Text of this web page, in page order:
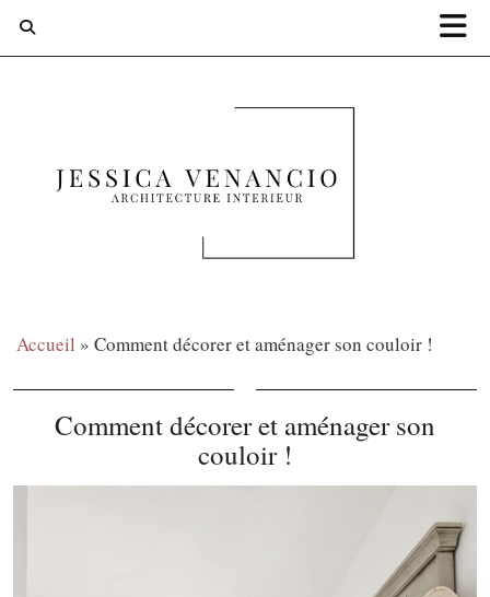
Accueil » Comment décorer et aménager son couloir !
Comment décorer et aménager son
couloir !